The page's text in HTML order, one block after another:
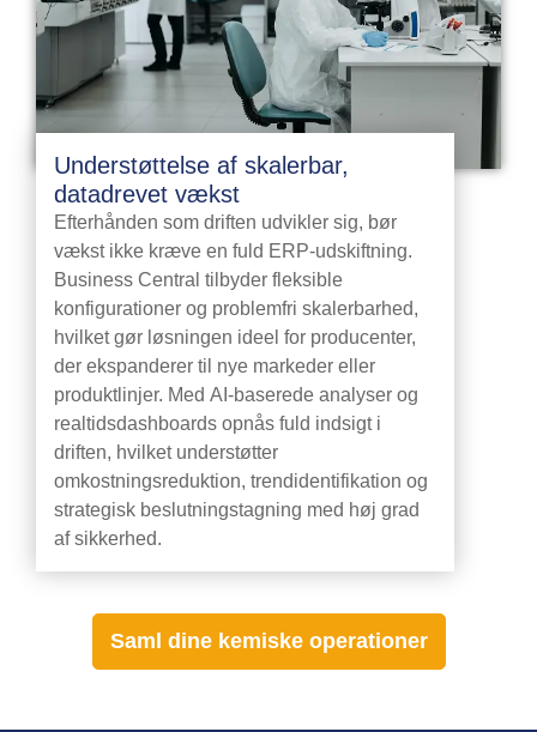
Understøttelse af skalerbar,
datadrevet vækst
Efterhånden som driften udvikler sig, bør
vækst ikke kræve en fuld ERP-udskiftning.
Business Central tilbyder fleksible
konfigurationer og problemfri skalerbarhed,
hvilket gør løsningen ideel for producenter,
der ekspanderer til nye markeder eller
produktlinjer. Med AI-baserede analyser og
realtidsdashboards opnås fuld indsigt i
driften, hvilket understøtter
omkostningsreduktion, trendidentifikation og
strategisk beslutningstagning med høj grad
af sikkerhed.
Saml dine kemiske operationer